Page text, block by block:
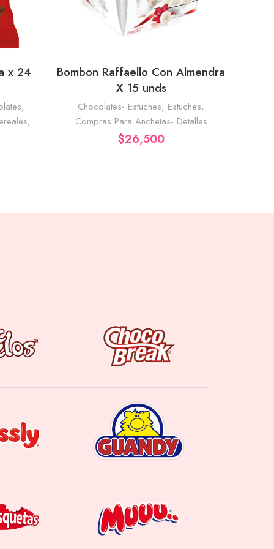
x 24
,
,
AÑADIR AL CARRITO
Bombon Raffaello Con Almendra
X 15 unds
Chocolates- Estuches, Estuches,
Compras Para Anchetas- Detalles
$26,500